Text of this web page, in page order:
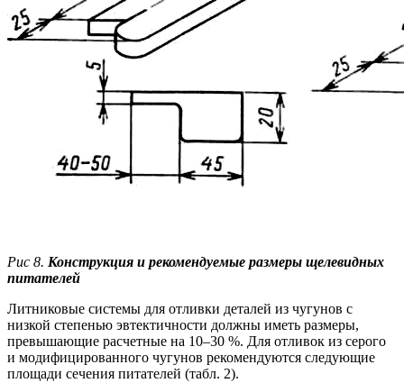
Рис 8. Конструкция и рекомендуемые размеры щелевидных
питателей
Литниковые системы для отливки деталей из чугунов с
низкой степенью эвтектичности должны иметь размеры,
превышающие расчетные на 10–30 %. Для отливок из серого
и модифицированного чугунов рекомендуются следующие
площади сечения питателей (табл. 2).